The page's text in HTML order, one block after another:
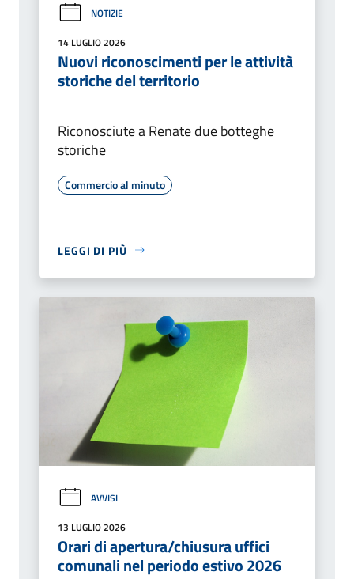
NOTIZIE
14 LUGLIO 2026
Nuovi riconoscimenti per le attività
storiche del territorio
Riconosciute a Renate due botteghe
storiche
Commercio al minuto
LEGGI DI PIÙ
AVVISI
13 LUGLIO 2026
Orari di apertura/chiusura uffici
comunali nel periodo estivo 2026